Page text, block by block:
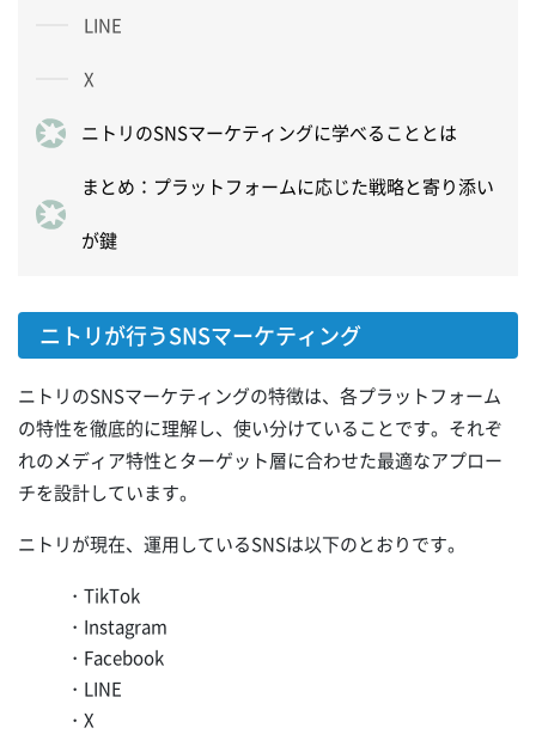
LINE
X
ニトリのSNSマーケティングに学べることとは
まとめ：プラットフォームに応じた戦略と寄り添い
が鍵
ニトリが行うSNSマーケティング
ニトリのSNSマーケティングの特徴は、各プラットフォーム
の特性を徹底的に理解し、使い分けていることです。それぞ
れのメディア特性とターゲット層に合わせた最適なアプロー
チを設計しています。
ニトリが現在、運用しているSNSは以下のとおりです。
・TikTok
・Instagram
・Facebook
・LINE
・X